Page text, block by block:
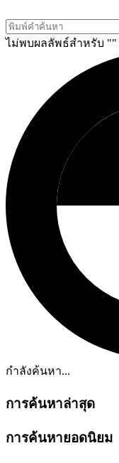
ไม่พบผลลัพธ์สำหรับ ""
กำลังค้นหา...
การค้นหาล่าสุด
การค้นหายอดนิยม